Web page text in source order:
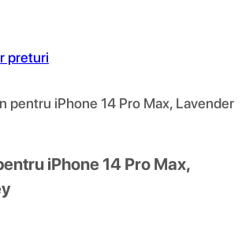
preturi
pentru iPhone 14 Pro Max, Lavender
iPhone 14 Pro Max,